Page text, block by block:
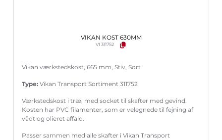
VIKAN KOST 630MM
VI 311752
Vikan værkstedskost, 665 mm, Stiv, Sort
Type:Vikan Transport Sortiment 311752
Værkstedskost i træ, med socket til skafter med gevind.
Kosten har PVC filamenter, som er velegnede til fejning af
vådt og olieret affald.
Passer sammen med alle skafter i Vikan Transport